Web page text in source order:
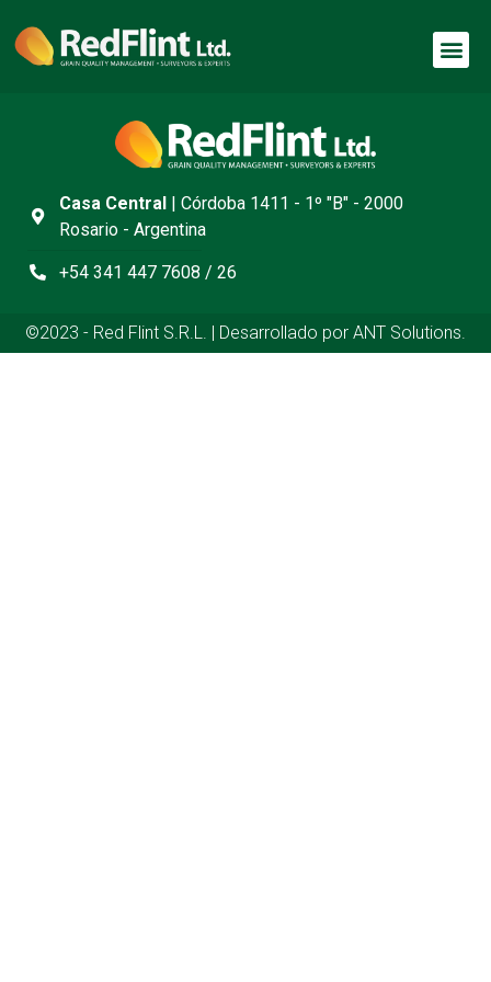
Casa Central| Córdoba 1411 - 1º "B" - 2000
Rosario - Argentina
+54 341 447 7608 / 26
©2023 - Red Flint S.R.L. | Desarrollado por ANT Solutions.